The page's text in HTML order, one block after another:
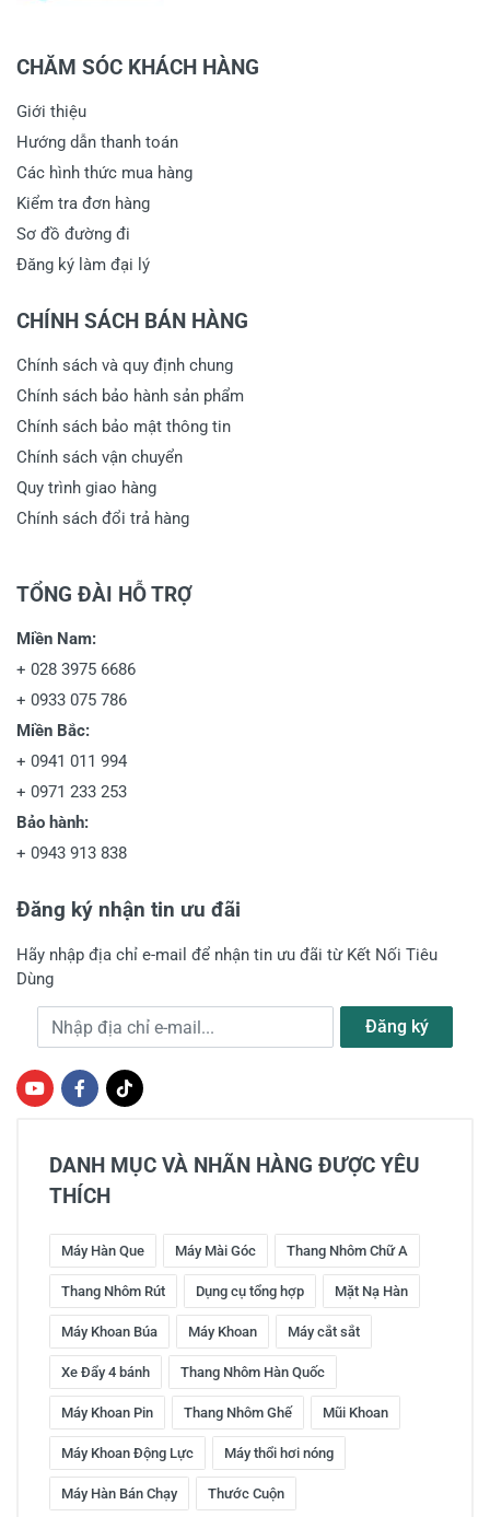
CHĂM SÓC KHÁCH HÀNG
Giới thiệu
Hướng dẫn thanh toán
Các hình thức mua hàng
Kiểm tra đơn hàng
Sơ đồ đường đi
Đăng ký làm đại lý
CHÍNH SÁCH BÁN HÀNG
Chính sách và quy định chung
Chính sách bảo hành sản phẩm
Chính sách bảo mật thông tin
Chính sách vận chuyển
Quy trình giao hàng
Chính sách đổi trả hàng
TỔNG ĐÀI HỖ TRỢ
Miền Nam:
+ 028 3975 6686
+ 0933 075 786
Miền Bắc:
+ 0941 011 994
+ 0971 233 253
Bảo hành:
+ 0943 913 838
Đăng ký nhận tin ưu đãi
Hãy nhập địa chỉ e-mail để nhận tin ưu đãi từ Kết Nối Tiêu
Dùng
Địa chỉ e-mail Đăng ký
DANH MỤC VÀ NHÃN HÀNG ĐƯỢC YÊU
THÍCH
Máy Hàn Que Máy Mài Góc Thang Nhôm Chữ A
Thang Nhôm Rút Dụng cụ tổng hợp Mặt Nạ Hàn
Máy Khoan Búa Máy Khoan Máy cắt sắt
Xe Đẩy 4 bánh Thang Nhôm Hàn Quốc
Máy Khoan Pin Thang Nhôm Ghế Mũi Khoan
Máy Khoan Động Lực Máy thổi hơi nóng
Máy Hàn Bán Chạy Thước Cuộn